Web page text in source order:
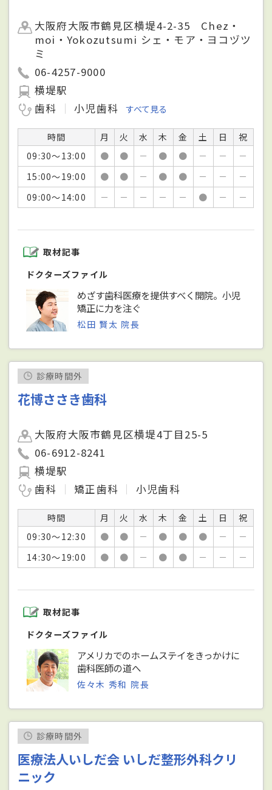
大阪府大阪市鶴見区横堤4-2-35 Chez・
moi・Yokozutsumi シェ・モア・ヨコヅツ
ミ
06-4257-9000
横堤駅
歯科
小児歯科 すべて見る
時間 月 火 水 木 金 土 日
祝
09:30～13:00
● ● － ● ● － －
－
15:00～19:00
● ● － ● ● － －
－
09:00～14:00
－ － － － － ● － －
取材記事
ドクターズファイル
めざす歯科医療を提供すべく開院。小児
矯正に力を注ぐ
松田 賢太 院長
診療時間外
花博ささき歯科
大阪府大阪市鶴見区横堤4丁目25-5
06-6912-8241
横堤駅
歯科
矯正歯科 小児歯科
時間 月 火 水 木 金 土 日
祝
09:30～12:30
● ● － ● ● ● －
－
14:30～19:00
● ● － ● ● － － －
取材記事
ドクターズファイル
アメリカでのホームステイをきっかけに
歯科医師の道へ
佐々木 秀和 院長
診療時間外
医療法人いしだ会 いしだ整形外科クリ
ニック